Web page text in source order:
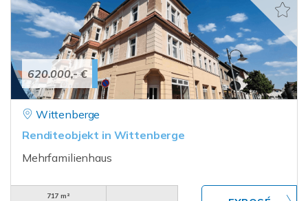
620.000,- €
Wittenberge
Renditeobjekt in Wittenberge
Mehrfamilienhaus
717 m²